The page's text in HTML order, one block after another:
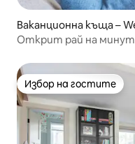
Ваканционна къща –
Открит рай на
Избор на гостите
Избор на гостите